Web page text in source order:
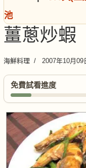
池
薑蔥炒蝦
海鮮料理 2007年10月09
免費試看進度